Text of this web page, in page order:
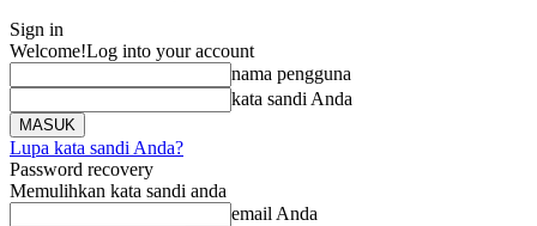
Sign in
Welcome!Log into your account
nama pengguna
kata sandi Anda
Lupa kata sandi Anda?
Password recovery
Memulihkan kata sandi anda
email Anda